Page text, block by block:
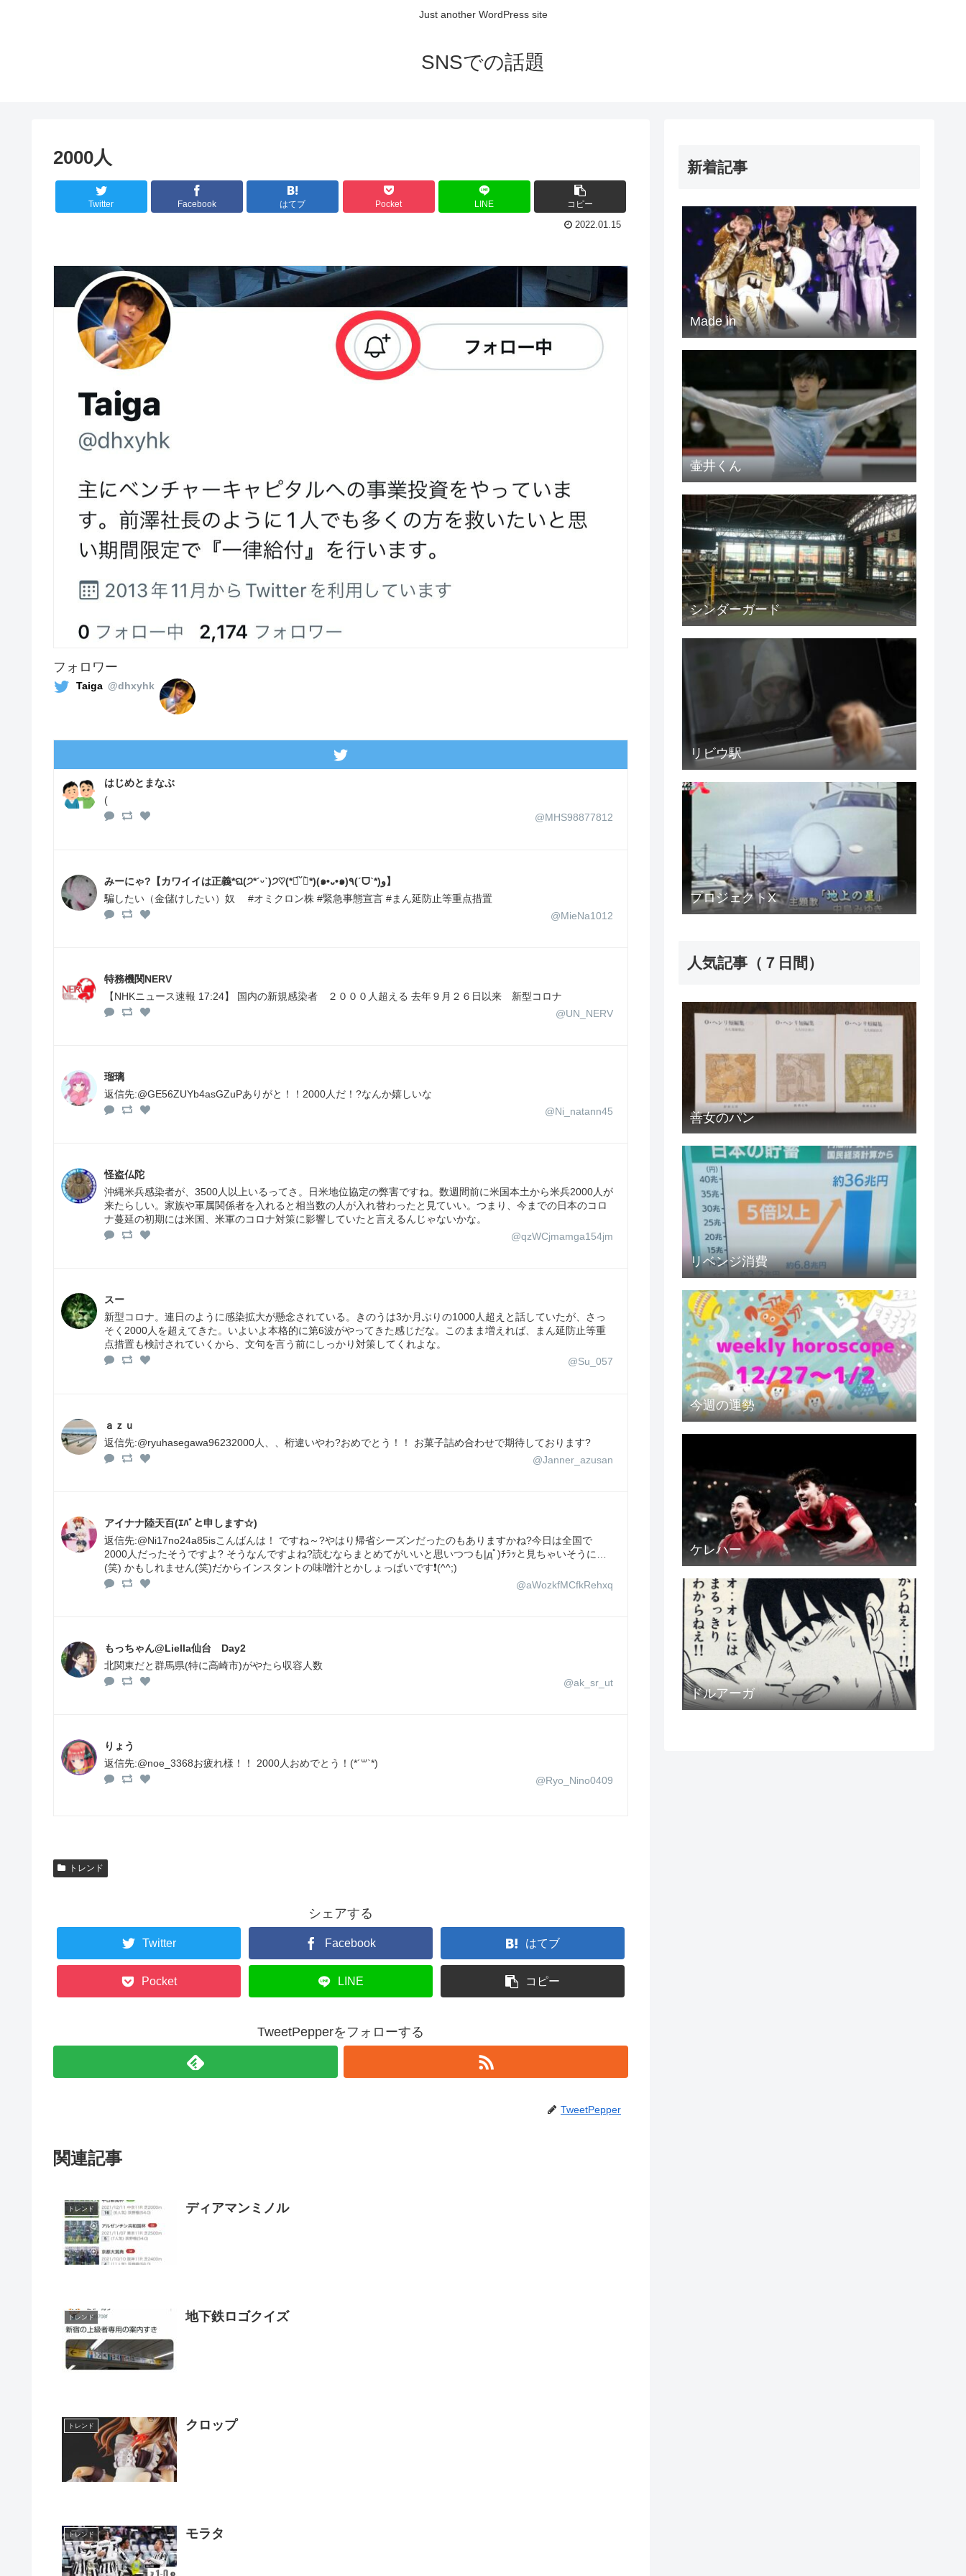
Just another WordPress site
SNSでの話題
2000人
Twitter Facebook はてブ Pocket LINE コピー
2022.01.15
フォロワー
Taiga @dhxyhk
はじめとまなぶ
(
@MHS98877812
みーにゃ?【カワイイは正義*ଘ(੭*ˊᵕˋ)੭♡(*ฅ́˘ฅ̀*)(๑•᎑•๑)٩(ˊᗜˋ*)و】
騙したい（金儲けしたい）奴 #オミクロン株 #緊急事態宣言 #まん延防止等重点措置
@MieNa1012
特務機関NERV
【NHKニュース速報 17:24】 国内の新規感染者 ２０００人超える 去年９月２６日以来 新型コロナ
@UN_NERV
瑠璃
返信先:@GE56ZUYb4asGZuPありがと！！2000人だ！?なんか嬉しいな
@Ni_natann45
怪盗仏陀
沖縄米兵感染者が、3500人以上いるってさ。日米地位協定の弊害ですね。数週間前に米国本土から米兵2000人が
来たらしい。家族や軍属関係者を入れると相当数の人が入れ替わったと見ていい。つまり、今までの日本のコロ
ナ蔓延の初期には米国、米軍のコロナ対策に影響していたと言えるんじゃないかな。
@qzWCjmamga154jm
スー
新型コロナ。連日のように感染拡大が懸念されている。きのうは3か月ぶりの1000人超えと話していたが、さっ
そく2000人を超えてきた。いよいよ本格的に第6波がやってきた感じだな。このまま増えれば、まん延防止等重
点措置も検討されていくから、文句を言う前にしっかり対策してくれよな。
@Su_057
ａｚｕ
返信先:@ryuhasegawa96232000人、、桁違いやわ?おめでとう！！ お菓子詰め合わせで期待しております?
@Janner_azusan
アイナナ陸天百(ｴﾊﾞと申します☆)
返信先:@Ni17no24a85isこんばんは！ ですね～?やはり帰省シーズンだったのもありますかね?今日は全国で
2000人だったそうですよ? そうなんですよね?読むならまとめてがいいと思いつつも|дﾟ)ﾁﾗｯと見ちゃいそうに…
(笑) かもしれません(笑)だからインスタントの味噌汁とかしょっぱいです❗(^^;)
@aWozkfMCfkRehxq
もっちゃん@Liella仙台 Day2
北関東だと群馬県(特に高崎市)がやたら収容人数
@ak_sr_ut
りょう
返信先:@noe_3368お疲れ様！！ 2000人おめでとう！(*´꒳`*)
@Ryo_Nino0409
トレンド
シェアする
Twitter Facebook はてブ
Pocket LINE コピー
TweetPepperをフォローする
TweetPepper
関連記事
トレンド ディアマンミノル
トレンド 地下鉄ロゴクイズ
トレンド クロップ
トレンド モラタ
新着記事
Made in
壷井くん
シンダーガード
リビウ駅
プロジェクトX
人気記事（７日間）
善女のパン
リベンジ消費
今週の運勢
ケレハー
ドルアーガ